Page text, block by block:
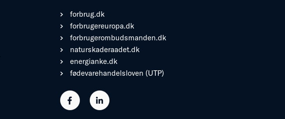
forbrug.dk
forbrugereuropa.dk
forbrugerombudsmanden.dk
naturskaderaadet.dk
energianke.dk
fødevarehandelsloven (UTP)